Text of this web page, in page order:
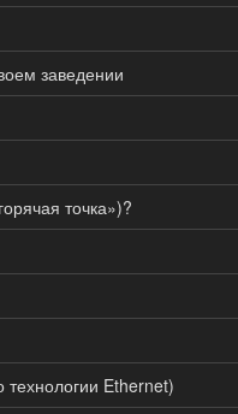
заведении
точка»)?
Ethernet)